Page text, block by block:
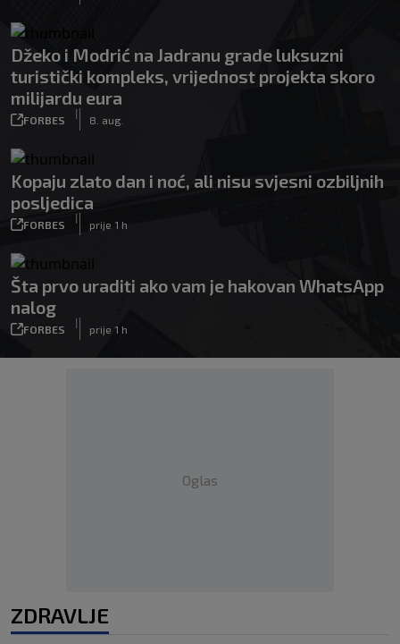
Džeko i Modrić na Jadranu grade luksuzni
turistički kompleks, vrijednost projekta skoro
milijardu eura
FORBES
|
8. aug.
Kopaju zlato dan i noć, ali nisu svjesni ozbiljnih
posljedica
FORBES
|
prije 1 h
Šta prvo uraditi ako vam je hakovan WhatsApp
nalog
FORBES
|
prije 1 h
Oglas
ZDRAVLJE